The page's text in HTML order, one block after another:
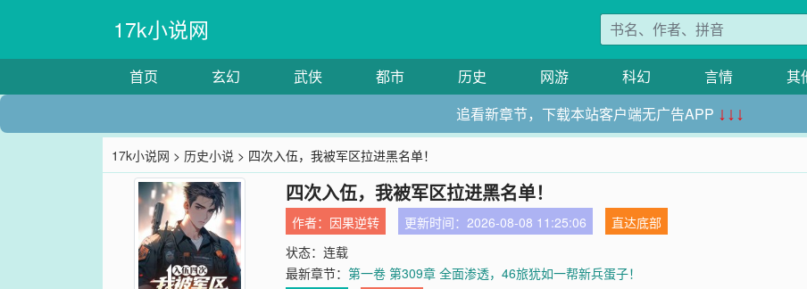
17k小说网
首页 玄幻 武侠 都市 历史 网游 科幻 言情 其
追看新章节，下载本站客户端无广告APP ↓↓↓
17k小说网 > 历史小说 > 四次入伍，我被军区拉进黑名单！
四次入伍，我被军区拉进黑名单！
作者： 因果逆转 更新时间：2026-08-08 11:25:06
直达底部
状态：连载
最新章节：第一卷 第309章 全面渗透，46旅犹如一帮新兵蛋子！